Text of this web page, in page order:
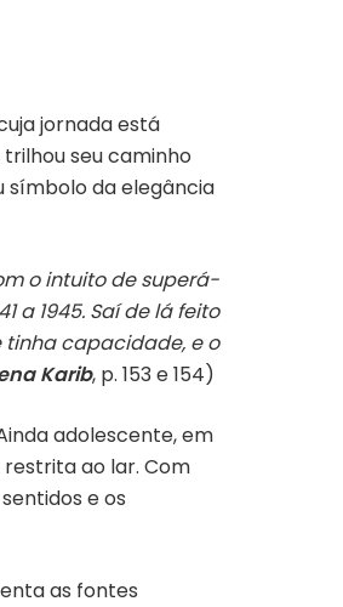
jornada está
seu caminho
símbolo da elegância
o intuito de superá-
a 1945. Saí de lá feito
tinha capacidade, e o
Karib, p. 153 e 154)
adolescente, em
ao lar. Com
e os
as fontes